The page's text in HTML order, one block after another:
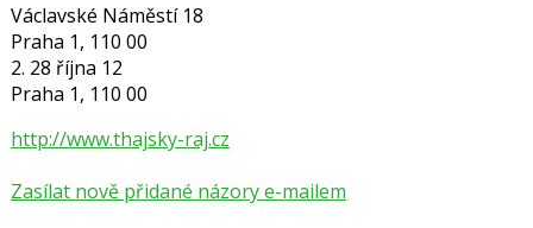
Václavské Náměstí 18
Praha 1, 110 00
2. 28 října 12
Praha 1, 110 00
http://www.thajsky-raj.cz
Zasílat nově přidané názory e-mailem